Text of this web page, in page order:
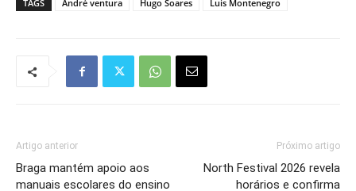
TAGS André ventura Hugo Soares Luis Montenegro
Artigo anterior
Braga mantém apoio aos
manuais escolares do ensino
Próximo artigo
North Festival 2026 revela
horários e confirma